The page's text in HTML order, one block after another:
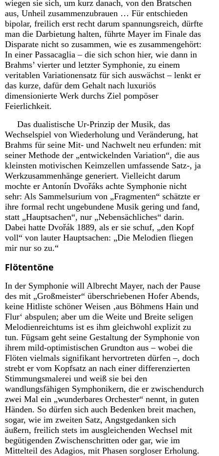
wiegen sie sich, um kurz danach, von den Bratschen
aus, Unheil zusammenzubrauen … Für entschieden
bipolar, freilich erst recht darum spannungsreich, dürfte
man die Darbietung halten, führte Mayer im Finale das
Disparate nicht so zusammen, wie es zusammengehört:
In einer Passacaglia – die sich schon hier, wie dann in
Brahms’ vierter und letzter Symphonie, zu einem
veritablen Variationensatz für sich auswächst – lenkt er
das kurze, dafür dem Gehalt nach luxuriös
dimensionierte Werk durchs Ziel pompöser
Feierlichkeit.
Das dualistische Ur-Prinzip der Musik, das
Wechselspiel von Wiederholung und Veränderung, hat
Brahms für seine Mit- und Nachwelt neu erfunden: mit
seiner Methode der „entwickelnden Variation“, die aus
kleinsten motivischen Keimzellen umfassende Satz-, ja
Werkzusammenhänge generiert. Vielleicht darum
mochte er Antonín Dvořáks achte Symphonie nicht
sehr: Als Sammelsurium von „Fragmenten“ schätzte er
ihre formal recht ungebundene Musik gering und fand,
statt „Hauptsachen“, nur „Nebensächliches“ darin.
Dabei hatte Dvořák 1889, als er sie schuf, „den Kopf
voll“ von lauter Hauptsachen: „Die Melodien fliegen
mir nur so zu.“
Flötentöne
In der Symphonie will Albrecht Mayer, nach der Pause
des mit „Großmeister“ überschriebenen Hofer Abends,
keine Hitliste schöner Weisen ‚aus Böhmens Hain und
Flur‘ abspulen; aber um die Weite und Breite seligen
Melodienreichtums ist es ihm gleichwohl explizit zu
tun. Fügsam geht seine Gestaltung der Symphonie von
ihrem mild-optimistischen Grundton aus – wobei die
Flöten vielmals signifikant hervortreten dürfen –, doch
strebt er vom Kopfsatz an nach einer differenzierten
Stimmungsmalerei und weiß sie bei den
wandlungsfähigen Symphonikern, die er zwischendurch
zwei Mal ein „wunderbares Orchester“ nennt, in guten
Händen. So dürfen sich auch Bedenken breit machen,
sogar, wie im zweiten Satz, Angstgedanken sich
äußern, freilich stets im ausgleichenden Wechsel mit
begütigenden Zwischenschritten oder gar, wie im
Mittelteil des Adagios, mit Phasen sorgloser Erholung.